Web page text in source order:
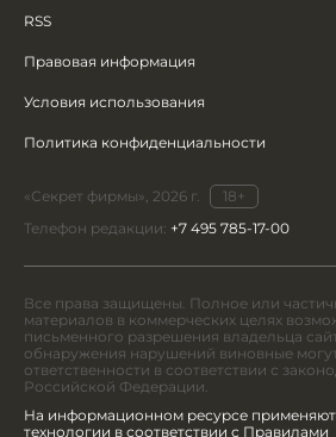
RSS
Правовая информация
Условия использования
Политика конфиденциальности
«Секрет фирмы», 2026 г.
18+
Телефон редакции: +7 495 785-17-00
Все права защищены. Полное или
материалов в коммерческих целях
письменного разрешения владельца
обнаружения нарушений виновные
ответственности в соответствии с
Российской Федерации.
На информационном ресурсе
технологии в соответствии с Правилами